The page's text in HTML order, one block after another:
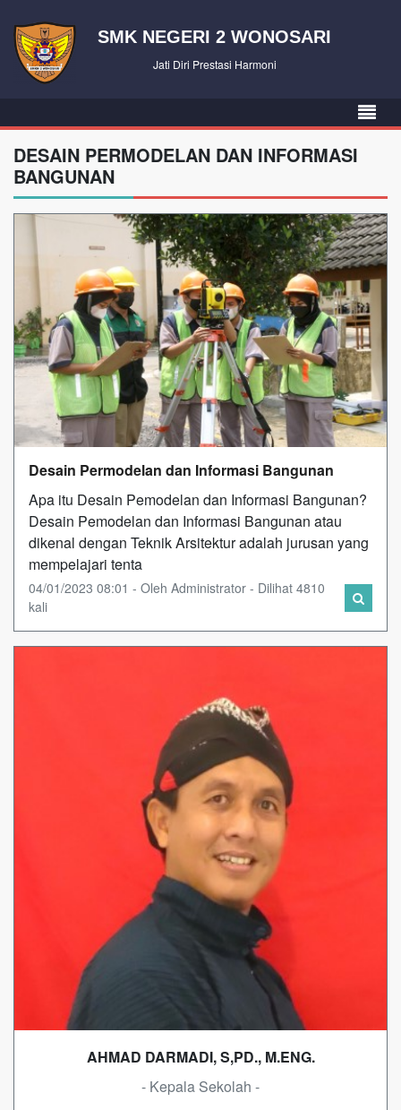
SMK NEGERI 2 WONOSARI
Jati Diri Prestasi Harmoni
DESAIN PERMODELAN DAN INFORMASI
BANGUNAN
Desain Permodelan dan Informasi Bangunan
Apa itu Desain Pemodelan dan Informasi Bangunan?
Desain Pemodelan dan Informasi Bangunan atau
dikenal dengan Teknik Arsitektur adalah jurusan yang
mempelajari tenta
04/01/2023 08:01 - Oleh Administrator - Dilihat 4810
kali
AHMAD DARMADI, S,PD., M.ENG.
- Kepala Sekolah -